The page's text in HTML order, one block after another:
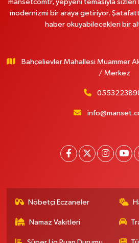
mansetcomtr, yepyeni temasıyla
modernizmi bir araya getiriyor.
haber okuyabilecekleri bir
Bahçelievler.Mahallesi Muammer
/ Merkez
Nöbetçi Eczaneler
Namaz Vakitleri